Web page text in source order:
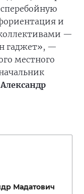
и
—
гаджет», —
местного
Александр
Мадатович